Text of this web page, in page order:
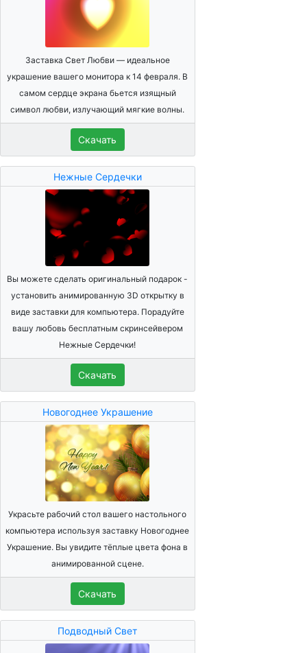
Заставка Свет Любви — идеальное
украшение вашего монитора к 14 февраля. В
самом сердце экрана бьется изящный
символ любви, излучающий мягкие волны.
Скачать
Нежные Сердечки
Вы можете сделать оригинальный подарок -
установить анимированную 3D открытку в
виде заставки для компьютера. Порадуйте
вашу любовь бесплатным скринсейвером
Нежные Сердечки!
Скачать
Новогоднее Украшение
Украсьте рабочий стол вашего настольного
компьютера используя заставку Новогоднее
Украшение. Вы увидите тёплые цвета фона в
анимированной сцене.
Скачать
Подводный Свет